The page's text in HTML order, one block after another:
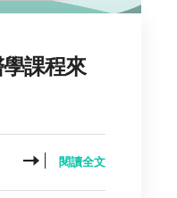
課程來
閱讀全文